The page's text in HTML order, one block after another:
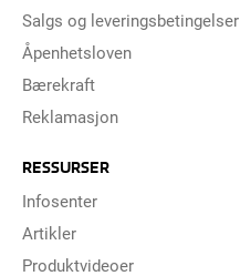
Salgs og leveringsbetingelser
Åpenhetsloven
Bærekraft
Reklamasjon
RESSURSER
Infosenter
Artikler
Produktvideoer